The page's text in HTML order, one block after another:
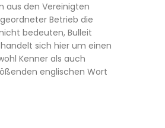
aus den Vereinigten
Betrieb die
bedeuten, Bulleit
sich hier um einen
Kenner als auch
englischen Wort